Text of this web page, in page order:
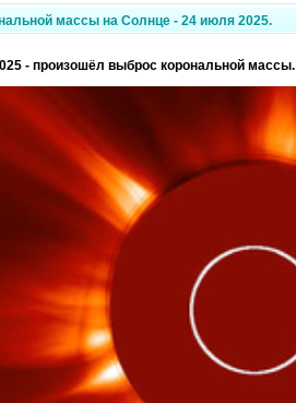
массы на Солнце - 24 июля 2025.
- произошёл выброс корональной массы.